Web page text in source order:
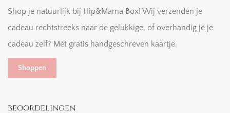
Shop je natuurlijk bij Hip&Mama Box! Wij verzenden je
cadeau rechtstreeks naar de gelukkige, of overhandig je je
cadeau zelf? Mét gratis handgeschreven kaartje.
Shoppen
beoordelingen